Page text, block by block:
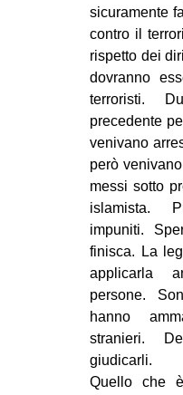
sicuramente
contro il
rispetto dei
dovranno
terroristi.
precedente
venivano
però
messi sotto
islamista.
impuniti.
finisca. La
applicarla
persone.
hanno
stranieri.
giudicarli.
Quello che